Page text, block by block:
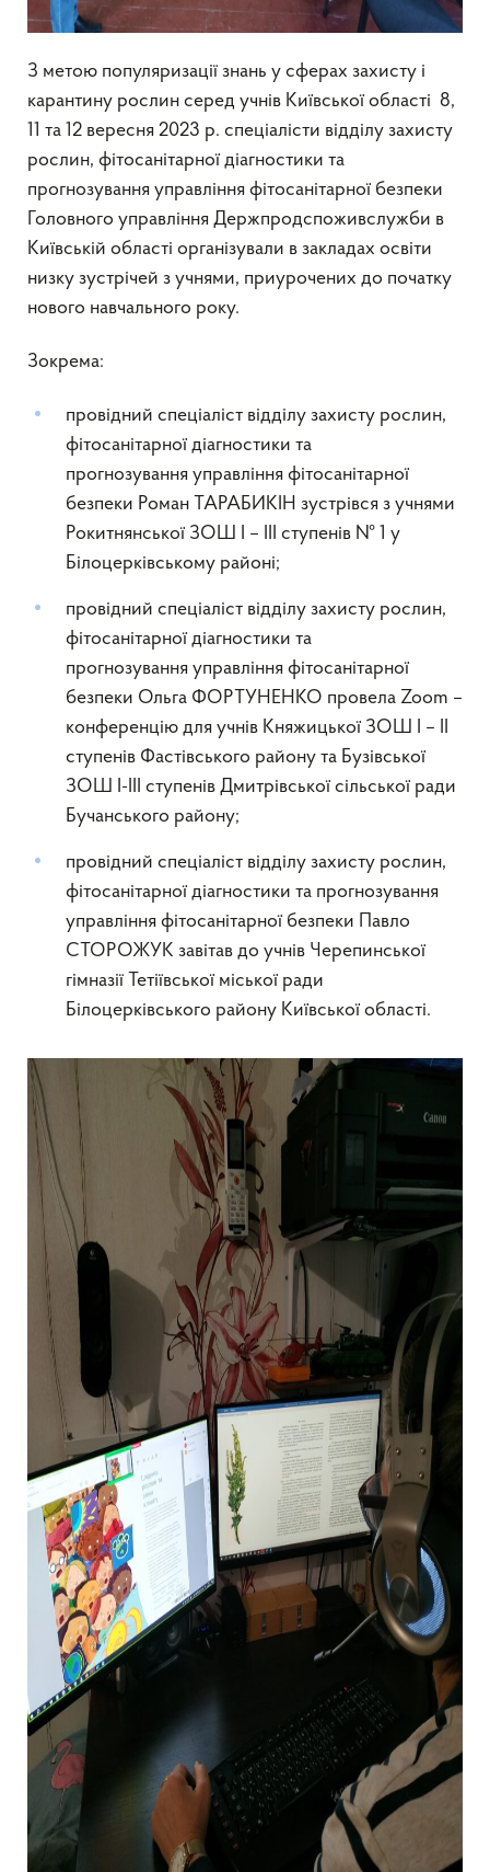
З метою популяризації знань у сферах захисту і
карантину рослин серед учнів Київської області 8,
11 та 12 вересня 2023 р. спеціалісти відділу захисту
рослин, фітосанітарної діагностики та
прогнозування управління фітосанітарної безпеки
Головного управління Держпродспоживслужби в
Київській області організували в закладах освіти
низку зустрічей з учнями, приурочених до початку
нового навчального року.
Зокрема:
провідний спеціаліст відділу захисту рослин,
фітосанітарної діагностики та
прогнозування управління фітосанітарної
безпеки Роман ТАРАБИКІН зустрівся з учнями
Рокитнянської ЗОШ І – ІІІ ступенів № 1 у
Білоцерківському районі;
провідний спеціаліст відділу захисту рослин,
фітосанітарної діагностики та
прогнозування управління фітосанітарної
безпеки Ольга ФОРТУНЕНКО провела Zoom –
конференцію для учнів Княжицької ЗОШ І – ІІ
ступенів Фастівського району та Бузівської
ЗОШ І-ІІІ ступенів Дмитрівської сільської ради
Бучанського району;
провідний спеціаліст відділу захисту рослин,
фітосанітарної діагностики та прогнозування
управління фітосанітарної безпеки Павло
СТОРОЖУК завітав до учнів Черепинської
гімназії Тетіївської міської ради
Білоцерківського району Київської області.